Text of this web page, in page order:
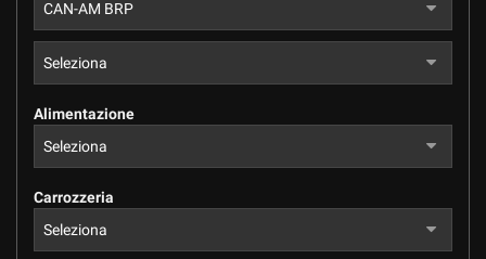
Alimentazione
Carrozzeria